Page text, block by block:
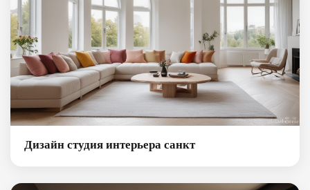
Дизайн студия интерьера санкт